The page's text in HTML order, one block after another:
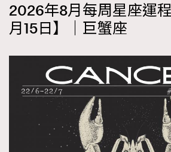
2026年8月每周星座運
月15日】｜巨蟹座